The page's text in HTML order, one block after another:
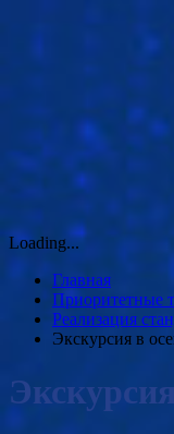
Loading...
Главная
Приоритетные
Реализация
Экскурсия в